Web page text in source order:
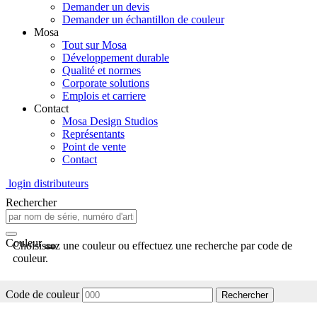
Demander un devis
Demander un échantillon de couleur
Mosa
Tout sur Mosa
Développement durable
Qualité et normes
Corporate solutions
Emplois et carriere
Contact
Mosa Design Studios
Représentants
Point de vente
Contact
login distributeurs
Rechercher
Couleur
Choisissez une couleur ou effectuez une recherche par code de
couleur.
Code de couleur Rechercher